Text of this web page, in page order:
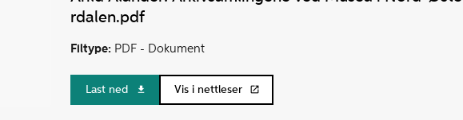
rdalen.pdf
Filtype: PDF - Dokument
Last ned Vis i nettleser